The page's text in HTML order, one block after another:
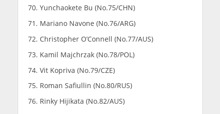
Yunchaokete Bu (No.75/CHN)
Mariano Navone (No.76/ARG)
Christopher O’Connell (No.77/AUS)
Kamil Majchrzak (No.78/POL)
Vit Kopriva (No.79/CZE)
Roman Safiullin (No.80/RUS)
Rinky Hijikata (No.82/AUS)